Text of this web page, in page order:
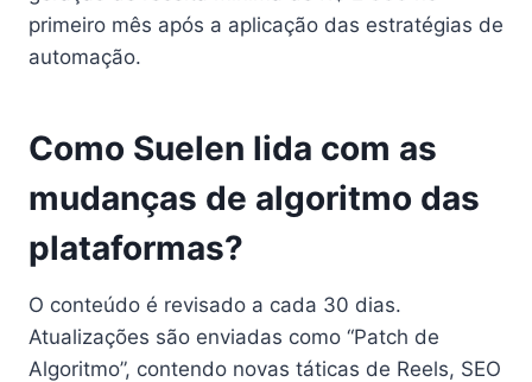
primeiro mês após a aplicação das estratégias de
automação.
Como Suelen lida com as
mudanças de algoritmo das
plataformas?
O conteúdo é revisado a cada 30 dias.
Atualizações são enviadas como “Patch de
Algoritmo”, contendo novas táticas de Reels, SEO